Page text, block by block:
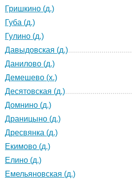
Гришкино (д.)
Губа (д.)
Гулино (д.)
Давыдовская (д.)
Данилово (д.)
Демешево (х.)
Десятовская (д.)
Домнино (д.)
Драницыно (д.)
Дресвянка (д.)
Екимово (д.)
Елино (д.)
Емельяновская (д.)